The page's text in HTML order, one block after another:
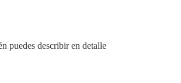
puedes describir en detalle